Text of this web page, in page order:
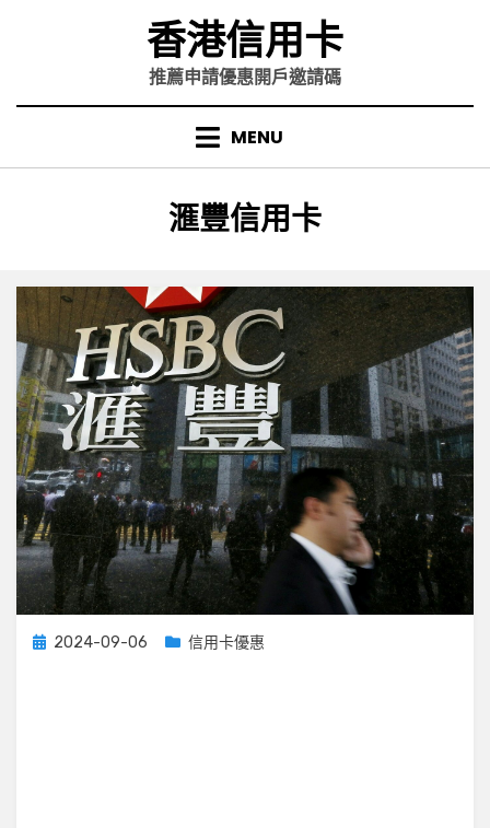
香港信用卡
推薦申請優惠開戶邀請碼
MENU
標籤
:
滙豐信用卡
Posted
2024-09-06 信用卡優惠